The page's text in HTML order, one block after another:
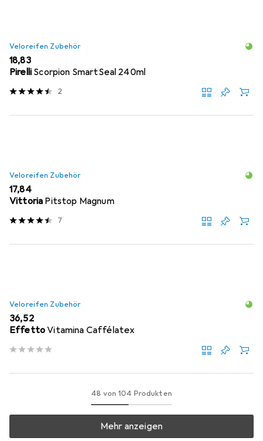
Veloreifen Zubehör
EUR
18,83
Pirelli Scorpion SmartSeal 240ml
2
Veloreifen Zubehör
EUR
17,84
Vittoria Pitstop Magnum
7
Veloreifen Zubehör
EUR
36,52
EffettoVitamina Caffélatex
48 von 104 Produkten
Mehr anzeigen